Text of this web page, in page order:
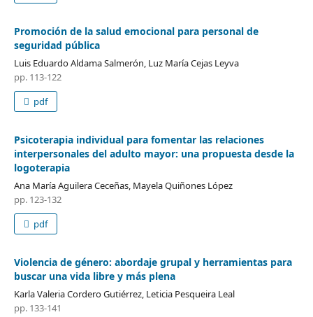
Promoción de la salud emocional para personal de
seguridad pública
Luis Eduardo Aldama Salmerón, Luz María Cejas Leyva
pp. 113-122
pdf
Psicoterapia individual para fomentar las relaciones
interpersonales del adulto mayor: una propuesta desde la
logoterapia
Ana María Aguilera Ceceñas, Mayela Quiñones López
pp. 123-132
pdf
Violencia de género: abordaje grupal y herramientas para
buscar una vida libre y más plena
Karla Valeria Cordero Gutiérrez, Leticia Pesqueira Leal
pp. 133-141